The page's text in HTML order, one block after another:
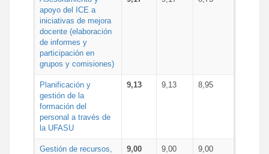
apoyo del ICE a
iniciativas de mejora
docente (elaboración
de informes y
participación en
grupos y comisiones)
Planificación y
gestión de la
formación del
personal a través de
la UFASU
9,13 9,13 8,95
Gestión de recursos,
9,00 9,00 9,00